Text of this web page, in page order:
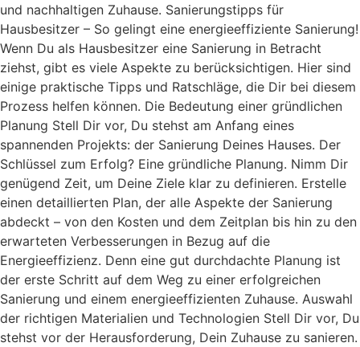
und nachhaltigen Zuhause. Sanierungstipps für
Hausbesitzer – So gelingt eine energieeffiziente Sanierung!
Wenn Du als Hausbesitzer eine Sanierung in Betracht
ziehst, gibt es viele Aspekte zu berücksichtigen. Hier sind
einige praktische Tipps und Ratschläge, die Dir bei diesem
Prozess helfen können. Die Bedeutung einer gründlichen
Planung Stell Dir vor, Du stehst am Anfang eines
spannenden Projekts: der Sanierung Deines Hauses. Der
Schlüssel zum Erfolg? Eine gründliche Planung. Nimm Dir
genügend Zeit, um Deine Ziele klar zu definieren. Erstelle
einen detaillierten Plan, der alle Aspekte der Sanierung
abdeckt – von den Kosten und dem Zeitplan bis hin zu den
erwarteten Verbesserungen in Bezug auf die
Energieeffizienz. Denn eine gut durchdachte Planung ist
der erste Schritt auf dem Weg zu einer erfolgreichen
Sanierung und einem energieeffizienten Zuhause. Auswahl
der richtigen Materialien und Technologien Stell Dir vor, Du
stehst vor der Herausforderung, Dein Zuhause zu sanieren.